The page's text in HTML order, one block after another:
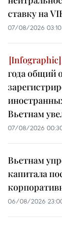
ставку на
07/08/2026 03:10
года общий
Вьетнам
07/08/2026
Вьетнам
капитала
06/08/2026